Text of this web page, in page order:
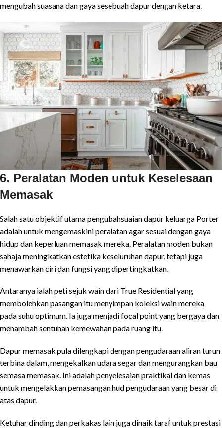
mengubah suasana dan gaya sesebuah dapur dengan ketara.
6. Peralatan Moden untuk Keselesaan
Memasak
Salah satu objektif utama pengubahsuaian dapur keluarga Porter
adalah untuk mengemaskini peralatan agar sesuai dengan gaya
hidup dan keperluan memasak mereka. Peralatan moden bukan
sahaja meningkatkan estetika keseluruhan dapur, tetapi juga
menawarkan ciri dan fungsi yang dipertingkatkan.
Antaranya ialah peti sejuk wain dari True Residential yang
membolehkan pasangan itu menyimpan koleksi wain mereka
pada suhu optimum. Ia juga menjadi focal point yang bergaya dan
menambah sentuhan kemewahan pada ruang itu.
Dapur memasak pula dilengkapi dengan pengudaraan aliran turun
terbina dalam, mengekalkan udara segar dan mengurangkan bau
semasa memasak. Ini adalah penyelesaian praktikal dan kemas
untuk mengelakkan pemasangan hud pengudaraan yang besar di
atas dapur.
Ketuhar dinding dan perkakas lain juga dinaik taraf untuk prestasi